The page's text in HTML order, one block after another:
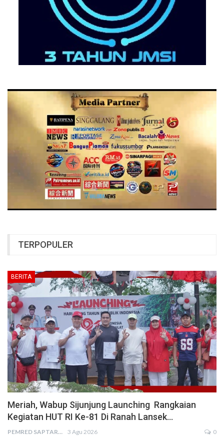
TERPOPULER
BERITA
Meriah, Wabup Sijunjung Launching Rangkaian
Kegiatan HUT RI Ke-81 Di Ranah Lansek…
PEMRED SAPTARIUS 3 Agu 2026 0